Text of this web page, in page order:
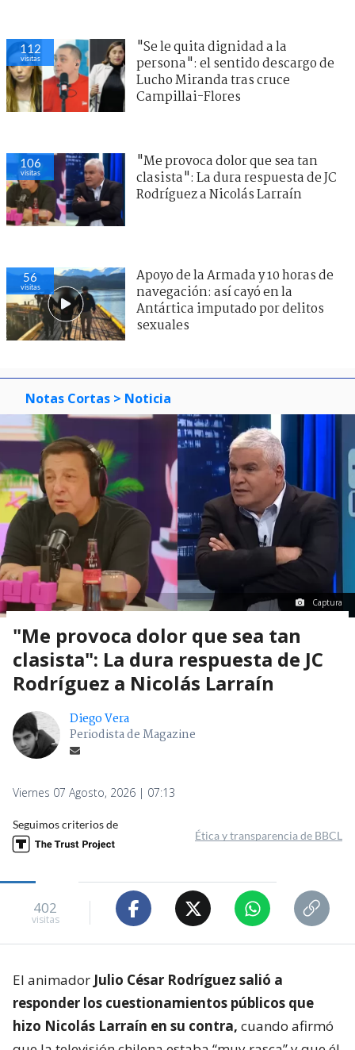
112
visitas
"Se le quita dignidad a la
persona": el sentido descargo de
Lucho Miranda tras cruce
Campillai-Flores
106
visitas
"Me provoca dolor que sea tan
clasista": La dura respuesta de JC
Rodríguez a Nicolás Larraín
56
visitas
Apoyo de la Armada y 10 horas de
navegación: así cayó en la
Antártica imputado por delitos
sexuales
Notas Cortas > Noticia
Captura
"Me provoca dolor que sea tan
clasista": La dura respuesta de JC
Rodríguez a Nicolás Larraín
Diego Vera
Periodista de Magazine
Viernes 07 Agosto, 2026 | 07:13
Seguimos criterios de
Ética y transparencia de BBCL
402
visitas
El animador Julio César Rodríguez salió a
responder los cuestionamientos públicos que
hizo Nicolás Larraín en su contra, cuando afirmó